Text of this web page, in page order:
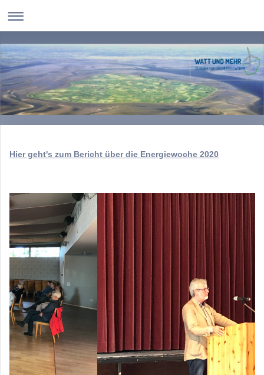
Hier geht's zum Bericht über die Energiewoche 2020